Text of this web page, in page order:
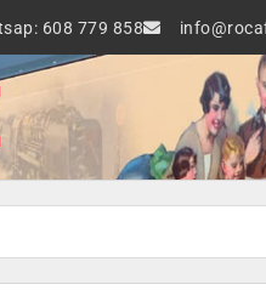
608 779 858